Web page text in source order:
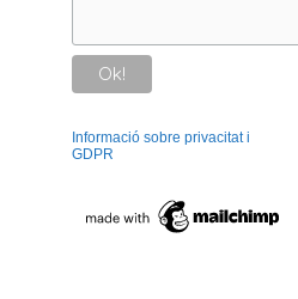
Informació sobre privacitat i
GDPR